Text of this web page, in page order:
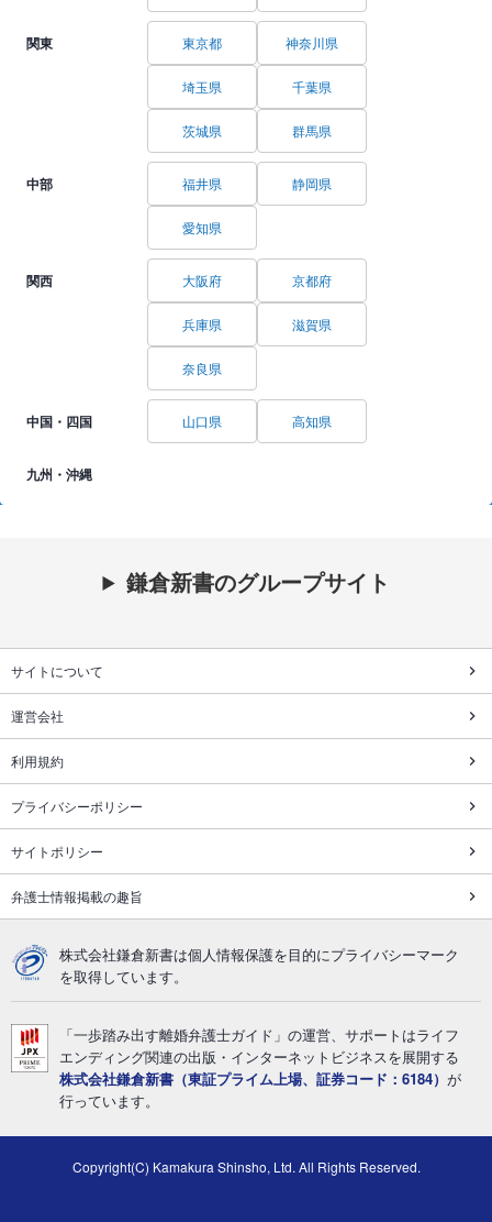
関東 東京都 神奈川県
埼玉県 千葉県
茨城県 群馬県
中部 福井県 静岡県
愛知県
関西 大阪府 京都府
兵庫県 滋賀県
奈良県
中国・四国 山口県 高知県
九州・沖縄
鎌倉新書のグループサイト
サイトについて
運営会社
利用規約
プライバシーポリシー
サイトポリシー
弁護士情報掲載の趣旨
株式会社鎌倉新書は個人情報保護を目的にプライバシーマーク
を取得しています。
「一歩踏み出す離婚弁護士ガイド」の運営、サポートはライフ
エンディング関連の出版・インターネットビジネスを展開する
株式会社鎌倉新書（東証プライム上場、証券コード：6184） が
行っています。
Copyright(C) Kamakura Shinsho, Ltd. All Rights Reserved.